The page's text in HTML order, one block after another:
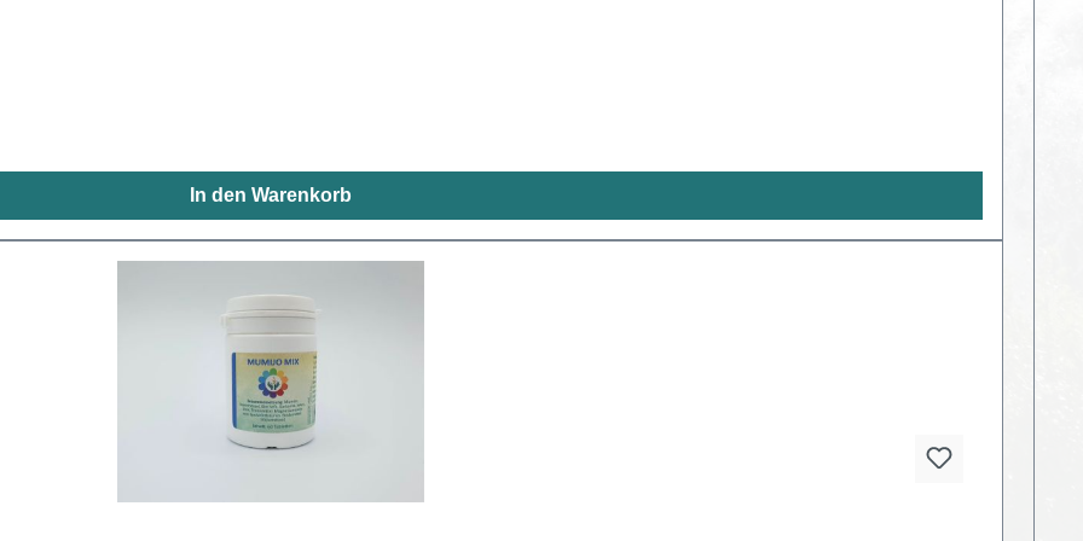
2-3 Wochen kann die Umstellung dauern. Soll Somavedic die ganze Zeit eingeschaltet sein? Um einen
möglichst immer eingeschaltet sein. Der Stromverbrauch ist minimal - es wird nicht mehr als 2 kWh pro Monat
31,81 Cent beträgt. Somavedic's Wirkung reicht bis zu den Nachbarn; Wird das Gerät nicht gegen ihren freien
was der Begriff "freier Wille" eigentlich bedeutet. Die Definition des freien Willens lautet: Es handelt sich
Teil eines Quantenfeldes ist. Dieses Feld enthält alle Informationen seit Anbeginn der Zeit. In diesem Feld sind
die Informationen über unendlich große Entfernungen mit null Zeitverzögerung übertragen und
aus, dass Raum und Zeit, wie wir sie kennen, nicht existieren. Alles ist also mit allem verbunden, alles ist mit
das unsere Nachbarn erreicht, ist es selbstverständlich, dass sie sich auch in seinem Aktionsradius
reinigen und in der Sonne aufladen? Die Steine können nicht herausgenommen werden und es
dauerhaft mit dem Boden, ihrer ursprünglichen natürlichen Umgebung, verbunden und die energetische
Wie erkennt das Gerät im Körper förderliche von schädlichen Bakterien? Alle existierenden Dinge
In den Warenkorb